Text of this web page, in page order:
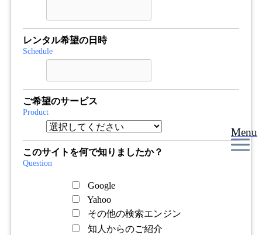
Menu
レンタル希望の日時
Schedule
ご希望のサービス
Product
このサイトを何で知りましたか？
Question
Google
Yahoo
その他の検索エンジン
知人からのご紹介